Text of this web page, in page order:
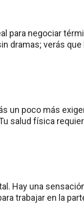
para negociar
dramas; verás
un poco más
salud física
Hay una
trabajar en la